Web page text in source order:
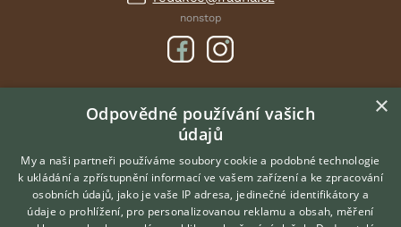
nonstop
DOMOVSKÁ STRÁNKA
INZERCE
DISKUSE
ČLÁNKY
×
Odpovědné používání vašich
údajů
My a naši partneři používáme soubory cookie a podobné technologie
k ukládání a zpřístupnění informací ve vašem zařízení a ke zpracování
osobních údajů, jako je vaše IP adresa, jedinečné identifikátory a
údaje o prohlížení, pro personalizovanou reklamu a obsah, měření